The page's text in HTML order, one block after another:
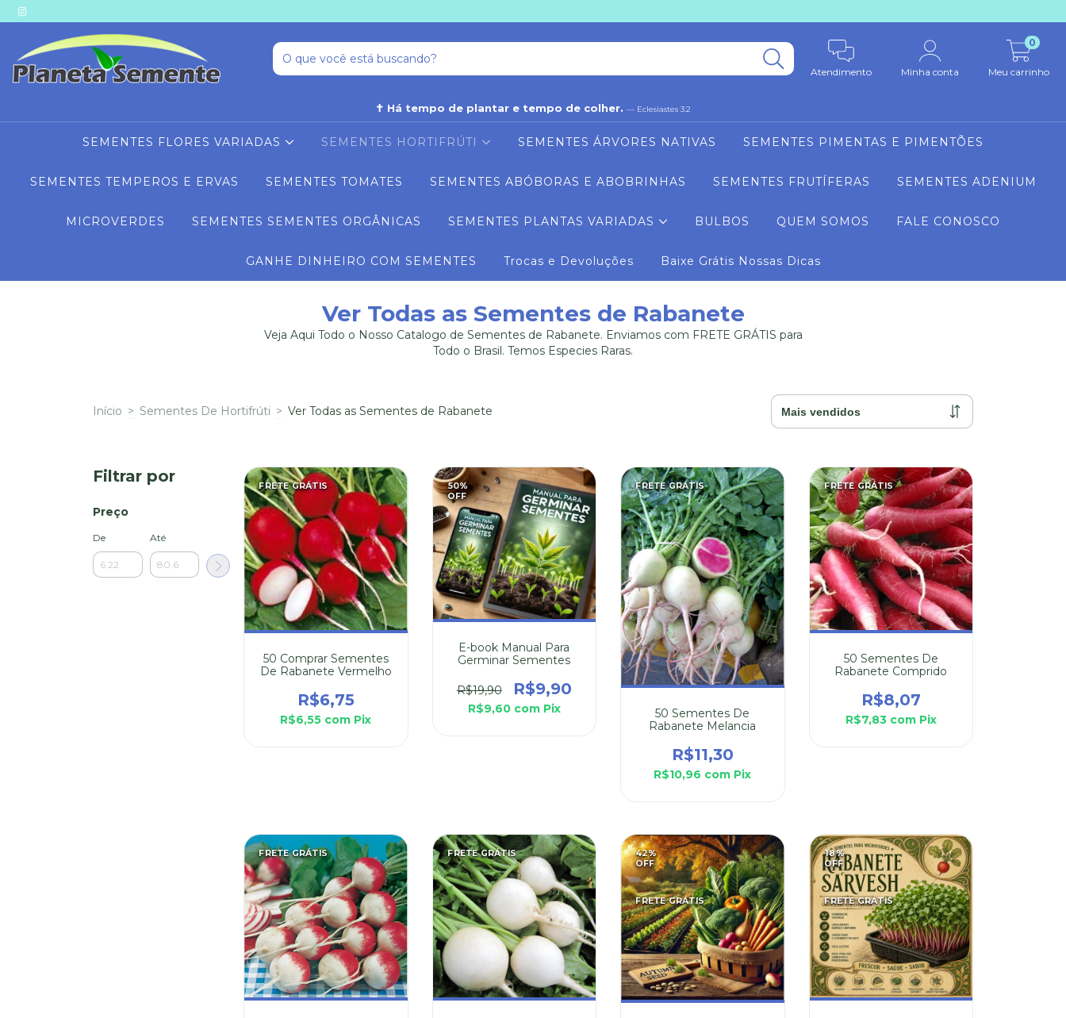
✝ Há tempo de plantar e tempo de colher. — Eclesiastes 3:2
Atendimento Minha conta Meu carrinho
0
SEMENTES FLORES VARIADAS SEMENTES HORTIFRÚTI SEMENTES ÁRVORES NATIVAS SEMENTES PIMENTAS E PIMENTÕES
SEMENTES TEMPEROS E ERVAS SEMENTES TOMATES SEMENTES ABÓBORAS E ABOBRINHAS SEMENTES FRUTÍFERAS SEMENTES ADENIUM
MICROVERDES SEMENTES SEMENTES ORGÂNICAS SEMENTES PLANTAS VARIADAS BULBOS QUEM SOMOS FALE CONOSCO
GANHE DINHEIRO COM SEMENTES Trocas e Devoluções Baixe Grátis Nossas Dicas
Ver Todas as Sementes de Rabanete
Veja Aqui Todo o Nosso Catalogo de Sementes de Rabanete. Enviamos com FRETE GRÁTIS para
Todo o Brasil. Temos Especies Raras.
Início > Sementes De Hortifrúti > Ver Todas as Sementes de Rabanete
Filtrar por
Preço
De Até
FRETE GRÁTIS
50 Comprar Sementes
De Rabanete Vermelho
R$6,75
R$6,55 com Pix
50%
OFF
E-book Manual Para
Germinar Sementes
R$19,90 R$9,90
R$9,60 com Pix
FRETE GRÁTIS
50 Sementes De
Rabanete Melancia
R$11,30
R$10,96 com Pix
FRETE GRÁTIS
50 Sementes De
Rabanete Comprido
R$8,07
R$7,83 com Pix
FRETE GRÁTIS FRETE GRÁTIS 42%
OFF
FRETE GRÁTIS
18%
OFF
FRETE GRÁTIS